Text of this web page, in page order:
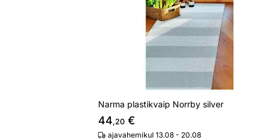
Narma plastikvaip Norrby silver
44,20 €
ajavahemikul 13.08 - 20.08